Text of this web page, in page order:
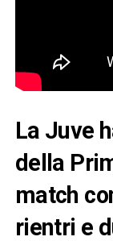
La Juve
della
match
rientri e